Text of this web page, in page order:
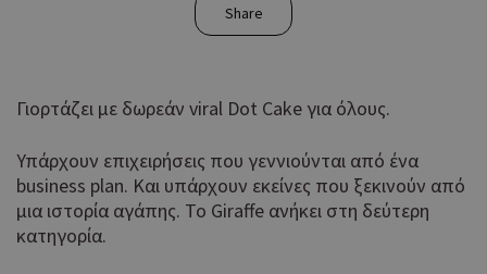
Share
Γιορτάζει με δωρεάν viral Dot Cake για όλους.
Υπάρχουν επιχειρήσεις που γεννιούνται από ένα
business plan. Και υπάρχουν εκείνες που ξεκινούν από
μια ιστορία αγάπης. Το Giraffe ανήκει στη δεύτερη
κατηγορία.